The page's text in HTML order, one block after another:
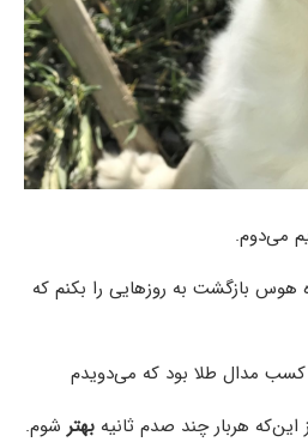
می‌دوم.
هوس بازگشت به روزهایی را بکنم که
مدال طلا بود که می‌دویدم
هربار چند صدم ثانیه بهتر شوم.